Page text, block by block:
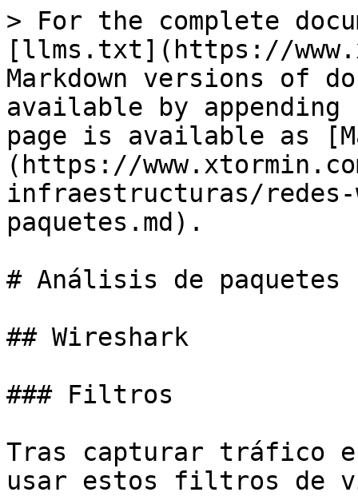
> For the complete
[llms.txt](https://
Markdown versions of
available by
page is available as
(https://
infraestructuras/
paquetes.md).
# Análisis de paquetes
## Wireshark
### Filtros
Tras capturar tráfico en
usar estos filtros de